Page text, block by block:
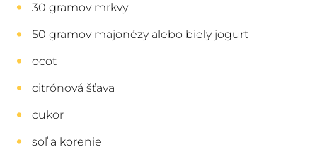
30 gramov mrkvy
50 gramov majonézy alebo biely jogurt
ocot
citrónová šťava
cukor
soľ a korenie